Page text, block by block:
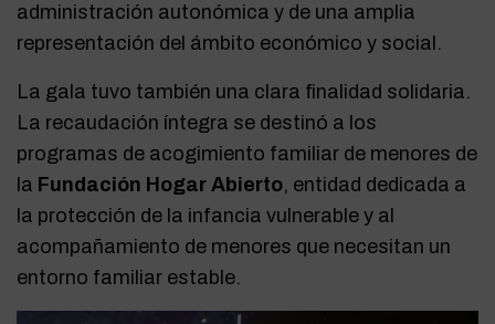
administración autonómica y de una amplia
representación del ámbito económico y social.
La gala tuvo también una clara finalidad solidaria.
La recaudación íntegra se destinó a los
programas de acogimiento familiar de menores de
la Fundación Hogar Abierto, entidad dedicada a
la protección de la infancia vulnerable y al
acompañamiento de menores que necesitan un
entorno familiar estable.